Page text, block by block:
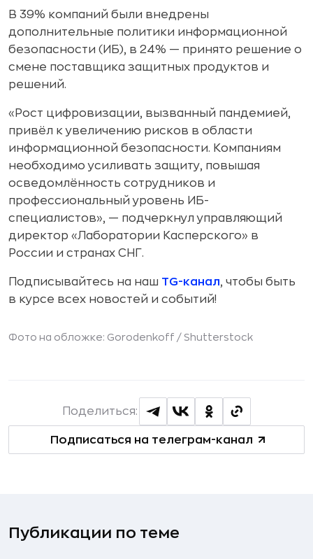
В 39% компаний были внедрены
дополнительные политики информационной
безопасности (ИБ), в 24% — принято решение о
смене поставщика защитных продуктов и
решений.
«Рост цифровизации, вызванный пандемией,
привёл к увеличению рисков в области
информационной безопасности. Компаниям
необходимо усиливать защиту, повышая
осведомлённость сотрудников и
профессиональный уровень ИБ-
специалистов», — подчеркнул управляющий
директор «Лаборатории Касперского» в
России и странах СНГ.
Подписывайтесь на наш TG-канал, чтобы быть
в курсе всех новостей и событий!
Фото на обложке: Gorodenkoff / Shutterstock
Подписаться на телеграм-канал
Поделиться:
Публикации по теме